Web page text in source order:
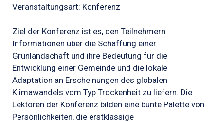
Veranstaltungsart: Konferenz
Ziel der Konferenz ist es, den Teilnehmern
Informationen über die Schaffung einer
Grünlandschaft und ihre Bedeutung für die
Entwicklung einer Gemeinde und die lokale
Adaptation an Erscheinungen des globalen
Klimawandels vom Typ Trockenheit zu liefern. Die
Lektoren der Konferenz bilden eine bunte Palette von
Persönlichkeiten, die erstklassige